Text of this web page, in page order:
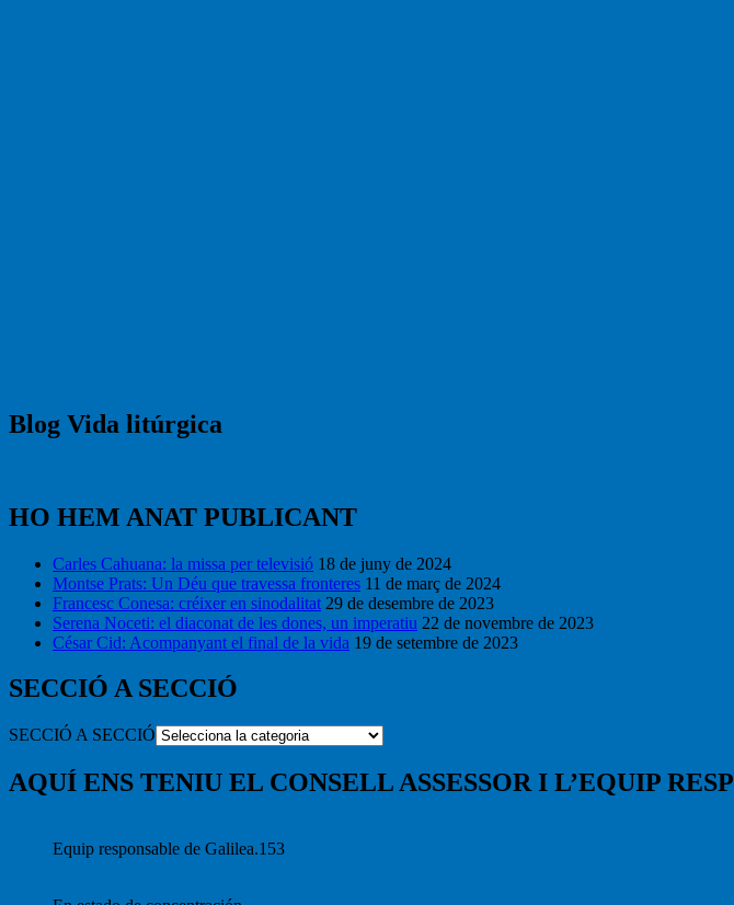
Blog Vida litúrgica
HO HEM ANAT PUBLICANT
Carles Cahuana: la missa per televisió 18 de juny de 2024
Montse Prats: Un Déu que travessa fronteres 11 de març de 2024
Francesc Conesa: créixer en sinodalitat 29 de desembre de 2023
Serena Noceti: el diaconat de les dones, un imperatiu 22 de novembre de 2023
César Cid: Acompanyant el final de la vida 19 de setembre de 2023
SECCIÓ A SECCIÓ
SECCIÓ A SECCIÓ
AQUÍ ENS TENIU EL CONSELL ASSESSOR I L’EQUIP
Equip responsable de Galilea.153